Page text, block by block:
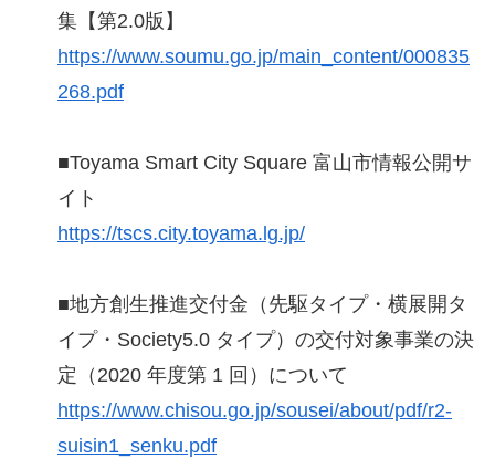
集【第2.0版】
https://www.soumu.go.jp/main_content/000835
268.pdf
■Toyama Smart City Square 富山市情報公開サ
イト
https://tscs.city.toyama.lg.jp/
■地方創生推進交付金（先駆タイプ・横展開タ
イプ・Society5.0 タイプ）の交付対象事業の決
定（2020 年度第 1 回）について
https://www.chisou.go.jp/sousei/about/pdf/r2-
suisin1_senku.pdf